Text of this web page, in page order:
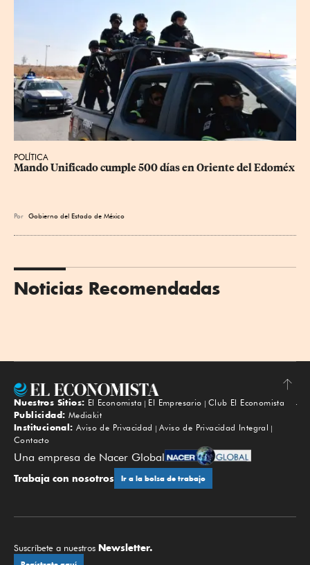
POLÍTICA
Mando Unificado cumple 500 días en Oriente del Edoméx
Por Gobierno del Estado de México
Noticias Recomendadas
Subir
Nuestros Sitios: El Economista El Empresario
Club El Economista
Publicidad: Mediakit
Institucional: Aviso de Privacidad
Aviso de Privacidad Integral
Contacto
Una empresa de Nacer Global
Trabaja con nosotros Ir a la bolsa de trabajo
Suscríbete a nuestros Newsletter.